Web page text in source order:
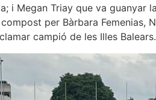
i Megan Triay que va
per Bàrbara Femenias,
campió de les Illes Balears.